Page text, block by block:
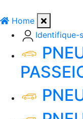
Home
Identifique-